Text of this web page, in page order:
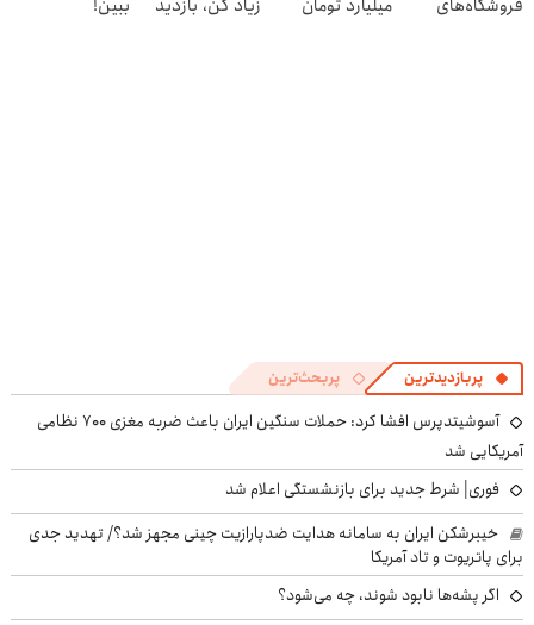
فروشگاه‌های
میلیارد تومان
زیاد کن، بازدید
ببین!
پربازدیدترین پربحث‌ترین
آسوشیتدپرس افشا کرد: حملات سنگین ایران باعث ضربه مغزی ۷۰۰ نظامی
آمریکایی شد
فوری| شرط جدید برای بازنشستگی اعلام شد
خیبرشکن ایران به سامانه هدایت ضدپارازیت چینی مجهز شد؟/ تهدید جدی
برای پاتریوت و تاد آمریکا
اگر پشه‌ها نابود شوند، چه می‌شود؟